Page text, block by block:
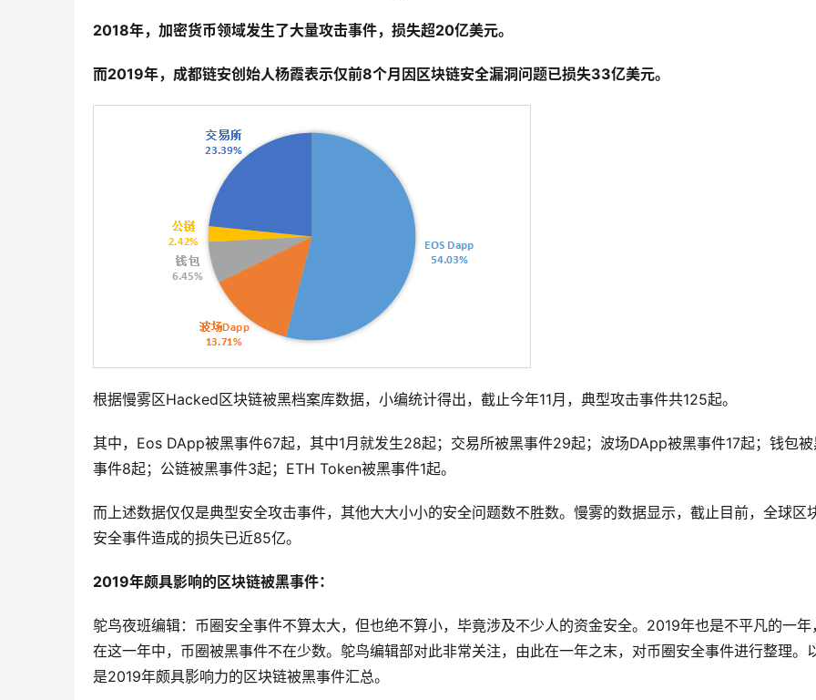
2018年，加密货币领域发生了大量攻击事件，损失超20亿美元。
而2019年，成都链安创始人杨霞表示仅前8个月因区块链安全漏洞问题已损失33亿美元。
根据慢雾区Hacked区块链被黑档案库数据，小编统计得出，截止今年11月，典型攻击事件共125起。
其中，Eos DApp被黑事件67起，其中1月就发生28起；交易所被黑事件29起；波场DApp被黑事件17起；钱包
事件8起；公链被黑事件3起；ETH Token被黑事件1起。
而上述数据仅仅是典型安全攻击事件，其他大大小小的安全问题数不胜数。慢雾的数据显示，截止目前，全球区
安全事件造成的损失已近85亿。
2019年颇具影响的区块链被黑事件：
鸵鸟夜班编辑：币圈安全事件不算太大，但也绝不算小，毕竟涉及不少人的资金安全。2019年也是不平凡的一年，
在这一年中，币圈被黑事件不在少数。鸵鸟编辑部对此非常关注，由此在一年之末，对币圈安全事件进行整理。
是2019年颇具影响力的区块链被黑事件汇总。